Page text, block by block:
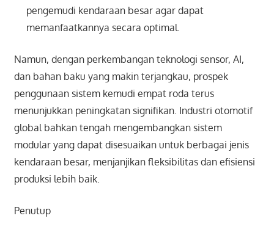
pengemudi kendaraan besar agar dapat
memanfaatkannya secara optimal.
Namun, dengan perkembangan teknologi sensor, AI,
dan bahan baku yang makin terjangkau, prospek
penggunaan sistem kemudi empat roda terus
menunjukkan peningkatan signifikan. Industri otomotif
global bahkan tengah mengembangkan sistem
modular yang dapat disesuaikan untuk berbagai jenis
kendaraan besar, menjanjikan fleksibilitas dan efisiensi
produksi lebih baik.
Penutup